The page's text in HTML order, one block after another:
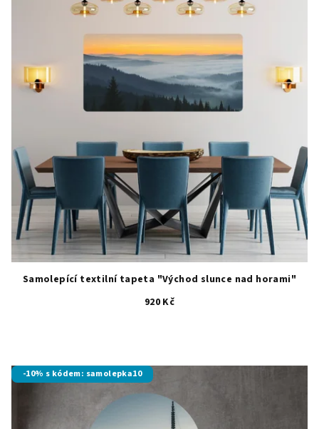
Samolepící textilní tapeta "Východ slunce nad horami"
920 Kč
-10% s kódem: samolepka10